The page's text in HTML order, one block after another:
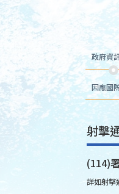
政府資
因應國
射擊
(114)
詳如射擊